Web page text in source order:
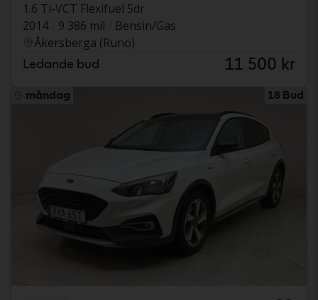
1.6 Ti-VCT Flexifuel 5dr
2014
9 386 mil
Bensin/Gas
Åkersberga (Runö)
Ledande bud 11 500 kr
måndag 18 Bud